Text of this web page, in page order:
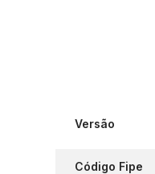
Versão
Código Fipe